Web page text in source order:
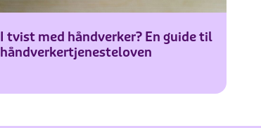
I tvist med håndverker? En guide til
håndverkertjenesteloven